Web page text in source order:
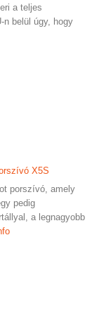
a teljes
n belül úgy, hogy
X5S
porszívó, amely
pedig
a legnagyobb